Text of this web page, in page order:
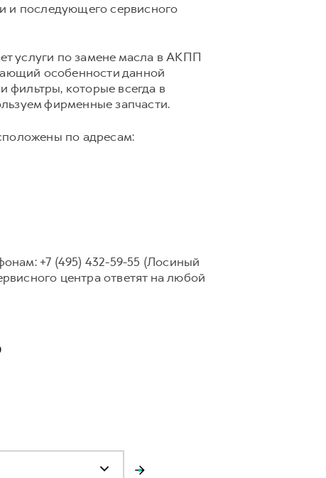
и последующего сервисного
услуги по замене масла в АКПП
особенности данной
которые всегда в
фирменные запчасти.
по адресам:
+7 (495) 432-59-55 (Лосиный
центра ответят на любой